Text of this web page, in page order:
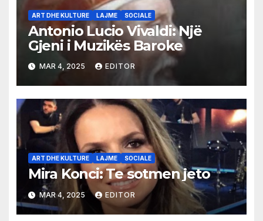
ART DHE KULTURE LAJME SOCIALE
Antonio Lucio Vivaldi: Një
Gjeni i Muzikës Baroke
MAR 4, 2025 EDITOR
ART DHE KULTURE LAJME SOCIALE
Mira Konci: Te sotmen jeto
MAR 4, 2025 EDITOR